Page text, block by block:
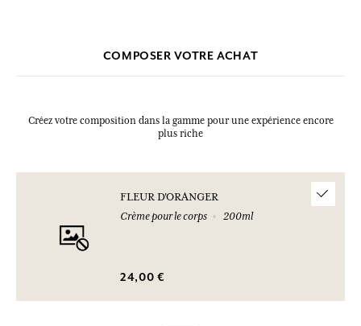
COMPOSER VOTRE ACHAT
Créez votre composition dans la gamme pour une expérience encore
plus riche
FLEUR D'ORANGER
Crème pour le corps
200ml
24,00 €